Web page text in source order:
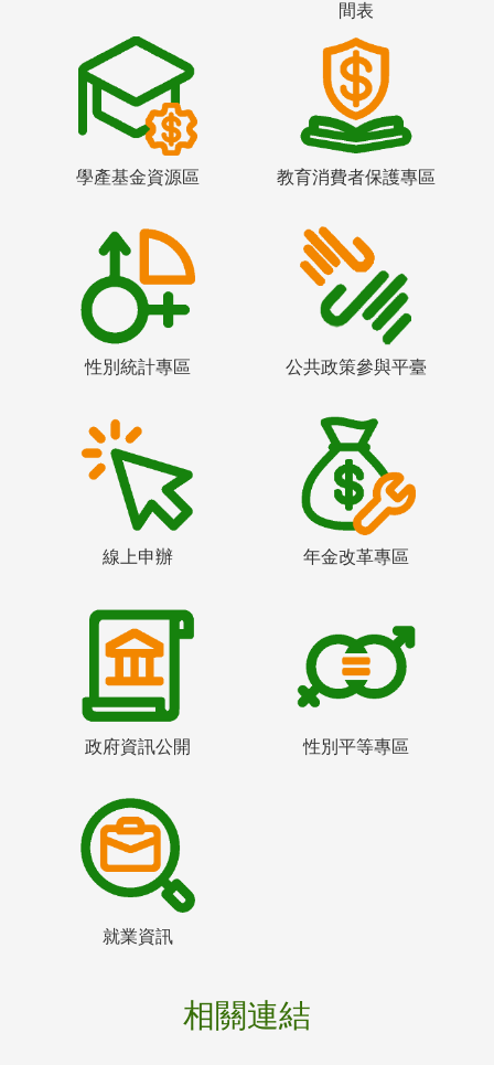
間表
學產基金資源區 教育消費者保護專區
性別統計專區 公共政策參與平臺
線上申辦 年金改革專區
政府資訊公開 性別平等專區
就業資訊
相關連結